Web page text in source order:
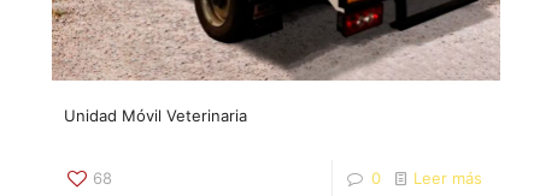
Unidad Móvil Veterinaria
68 0 Leer más